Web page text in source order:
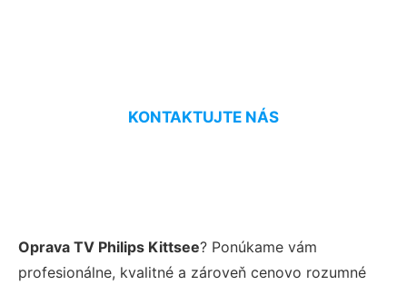
KONTAKTUJTE NÁS
Oprava TV Philips Kittsee? Ponúkame vám
profesionálne, kvalitné a zároveň cenovo rozumné